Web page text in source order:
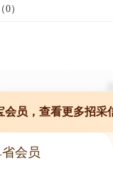
（0）
会员，查看更多招采
会员